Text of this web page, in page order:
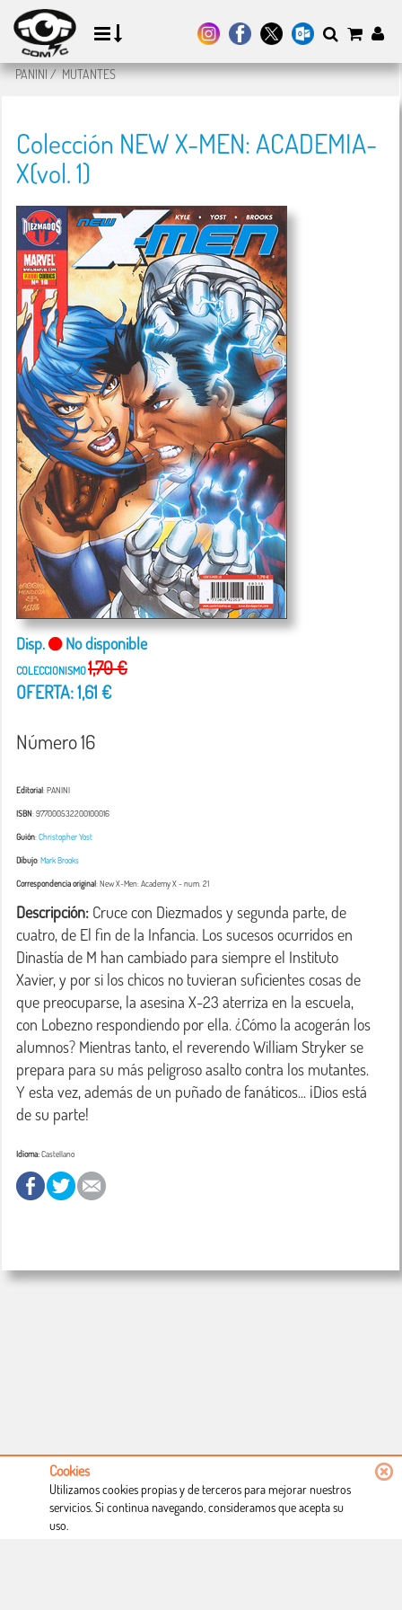
PANINI/MUTANTES
Colección NEW X-MEN: ACADEMIA-
X(vol. 1)
Disp. No disponible
COLECCIONISMO1,70 €
OFERTA: 1,61 €
Número 16
Editorial: PANINI
ISBN: 977000532200100016
Guión:Christopher Yost
Dibujo:Mark Brooks
Correspondencia original:New X-Men: Academy X- num. 21
Descripción: Cruce con Diezmados y segunda parte, de
cuatro, de El fin de la Infancia. Los sucesos ocurridos en
Dinastía de M han cambiado para siempre el Instituto
Xavier, y por si los chicos no tuvieran suficientes cosas de
que preocuparse, la asesina X-23 aterriza en la escuela,
con Lobezno respondiendo por ella. ¿Cómo la acogerán los
alumnos? Mientras tanto, el reverendo William Stryker se
prepara para su más peligroso asalto contra los mutantes.
Y esta vez, además de un puñado de fanáticos... ¡Dios está
de su parte!
Idioma:Castellano
Condiciones de uso
Cookies
Utilizamos cookies propias y de terceros para mejorar nuestros
servicios. Si continua navegando, consideramos que acepta su
uso.